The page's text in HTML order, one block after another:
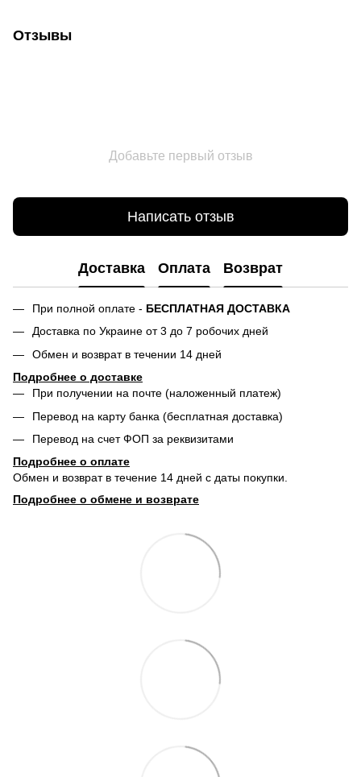
Отзывы
Добавьте первый отзыв
Написать отзыв
Доставка Оплата Возврат
При полной оплате - БЕСПЛАТНАЯ ДОСТАВКА
Доставка по Украине от 3 до 7 робочих дней
Обмен и возврат в течении 14 дней
Подробнее о доставке
При получении на почте (наложенный платеж)
Перевод на карту банка (бесплатная доставка)
Перевод на счет ФОП за реквизитами
Подробнее о оплате
Обмен и возврат в течение 14 дней с даты покупки.
Подробнее о обмене и возврате